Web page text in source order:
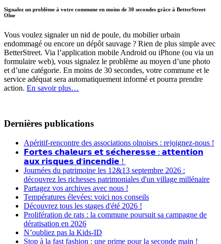
Signalez un problème à votre commune en moins de 30 secondes grâce à BetterStreet
Olne
Vous voulez signaler un nid de poule, du mobilier urbain
endommagé ou encore un dépôt sauvage ? Rien de plus simple avec
BetterStreet. Via l’application mobile Android ou iPhone (ou via un
formulaire web), vous signalez le problème au moyen d’une photo
et d’une catégorie. En moins de 30 secondes, votre commune et le
service adéquat sera automatiquement informé et pourra prendre
action. En savoir plus…
Dernières publications
Apéritif-rencontre des associations olnoises : rejoignez-nous !
𝗙𝗼𝗿𝘁𝗲𝘀 𝗰𝗵𝗮𝗹𝗲𝘂𝗿𝘀 𝗲𝘁 𝘀𝗲́𝗰𝗵𝗲𝗿𝗲𝘀𝘀𝗲 : 𝗮𝘁𝘁𝗲𝗻𝘁𝗶𝗼𝗻
𝗮𝘂𝘅 𝗿𝗶𝘀𝗾𝘂𝗲𝘀 𝗱'𝗶𝗻𝗰𝗲𝗻𝗱𝗶𝗲 !
Journées du patrimoine les 12&13 septembre 2026 :
découvrez les richesses patrimoniales d'un village millénaire
Partagez vos archives avec nous !
Températures élevées: voici nos conseils
Découvrez tous les stages d'été 2026 !
Prolifération de rats : la commune poursuit sa campagne de
dératisation en 2026
N’oubliez pas la Kids-ID
Stop à la fast fashion : une prime pour la seconde main !